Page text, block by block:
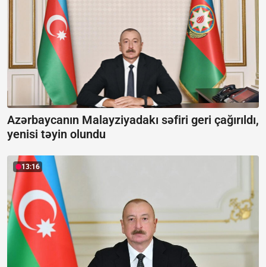
Azərbaycanın Malayziyadakı səfiri geri çağırıldı,
yenisi təyin olundu
13:16